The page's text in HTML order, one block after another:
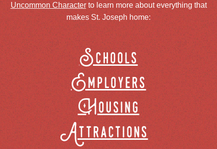
Uncommon Characterto learn more about everything that
makes St. Joseph home:
Schools
Employers
Housing
Attractions